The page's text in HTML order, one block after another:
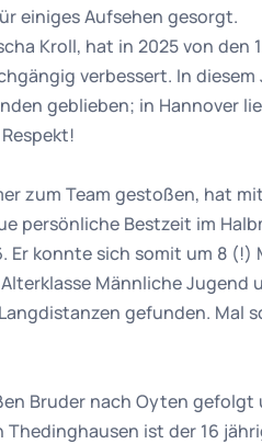
einiges Aufsehen gesorgt.
Kroll, hat in 2025 von den
verbessert. In
geblieben; in Hannover
zum Team gestoßen, hat
persönliche Bestzeit im
Er konnte sich somit um 8 (!)
Männliche Jugend
gefunden. Mal
Bruder nach Oyten
Thedinghausen ist der 16